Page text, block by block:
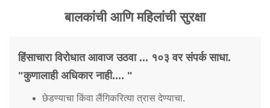
बालकांची आणि महिलांची सुरक्षा
हिंसाचारा विरोधात आवाज उठवा ... १०३ वर संपर्क साधा.
"कुणालाही अधिकार नाही.... "
छेडण्याचा किंवा लैंगिकरित्या त्रास देण्याचा.